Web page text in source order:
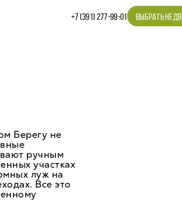
+7 (391) 277‒99‒01 ВЫБРАТЬ
Берегу не
ручным
участках
луж на
Все это